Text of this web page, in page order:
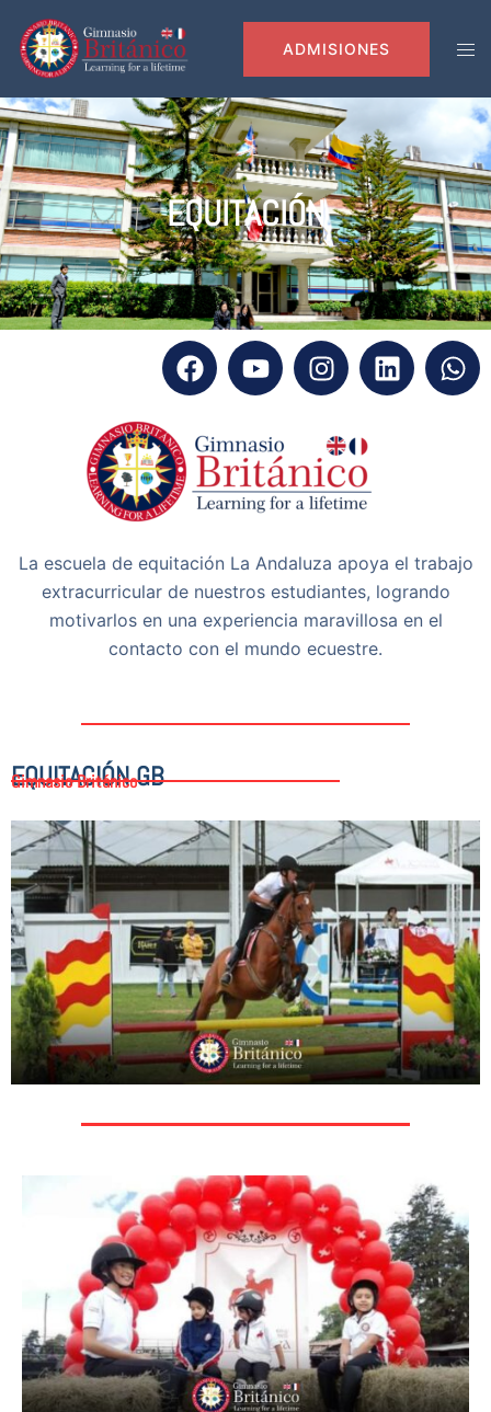
ADMISIONES
EQUITACIÓN
La escuela de equitación La Andaluza apoya el trabajo
extracurricular de nuestros estudiantes, logrando
motivarlos en una experiencia maravillosa en el
contacto con el mundo ecuestre.
EQUITACIÓN GB
Gimnasio Británico